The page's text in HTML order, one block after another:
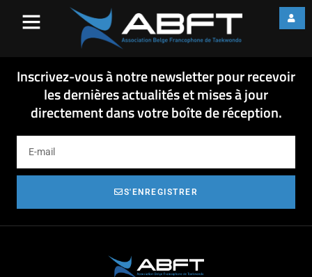
ceintures noires 04-2016-2
fiche 5ème Séminaire ceintures noires 04-2016-2
Inscrivez-vous à notre newsletter pour recevoir
les dernières actualités et mises à jour
directement dans votre boîte de réception.
S'ENREGISTRER